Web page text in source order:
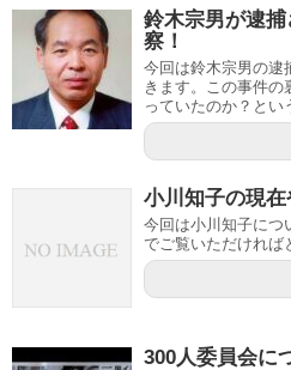
鈴木宗男が逮
察！
今回は鈴木宗男の逮
きます。この事件の
っていたのか？とい
小川知子の現
今回は小川知子につ
でご覧いただければ
300人委員会に